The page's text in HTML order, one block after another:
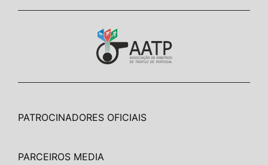
PATROCINADORES OFICIAIS
PARCEIROS MEDIA